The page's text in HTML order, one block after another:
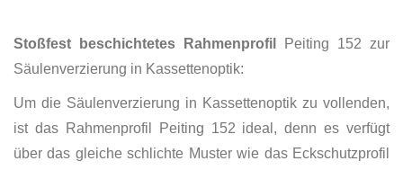
Stoßfest beschichtetes Rahmenprofil
Peiting 152 zur
Säulenverzierung in Kassettenoptik:
Um die Säulenverzierung in Kassettenoptik zu vollenden,
ist das Rahmenprofil Peiting 152 ideal, denn es verfügt
über das gleiche schlichte Muster wie das Eckschutzprofil